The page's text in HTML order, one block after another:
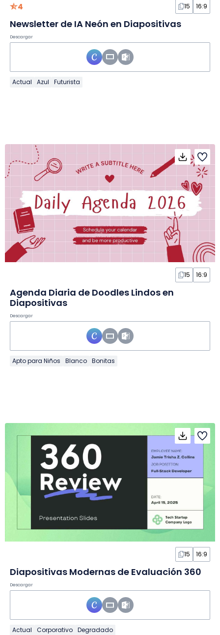
4 15 16:9
Newsletter de IA Neón en Diapositivas
Descargar
Actual Azul Futurista
15 16:9
Agenda Diaria de Doodles Lindos en
Diapositivas
Descargar
Apto para Niños Blanco Bonitas
15 16:9
Diapositivas Modernas de Evaluación 360
Descargar
Actual Corporativo Degradado